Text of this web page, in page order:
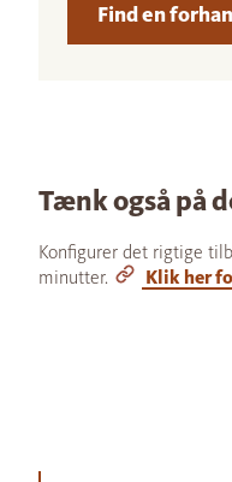
Find en
Tænk også på
Konfigurer det rigtige
minutter.
Klik her